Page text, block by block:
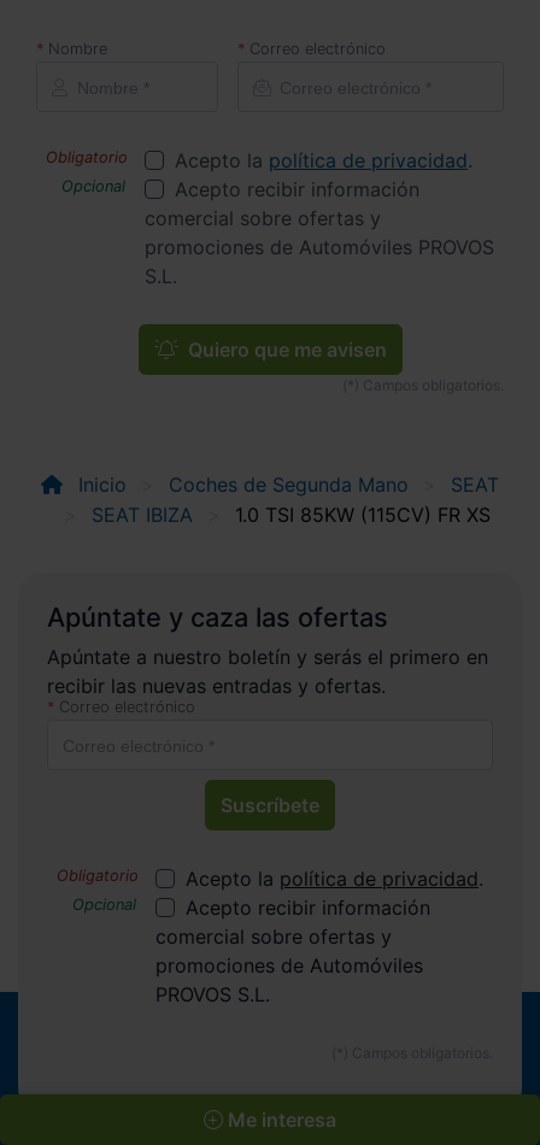
Nombre Correo electrónico
Acepto la política de privacidad.
Acepto recibir información
comercial sobre ofertas y
promociones de Automóviles PROVOS
S.L.
Quiero que me avisen
Me interesa
Inicio Coches de Segunda Mano
SEAT
SEAT IBIZA
1.0 TSI 85KW (115CV) FR XS
Apúntate y caza las ofertas
Apúntate a nuestro boletín y serás el primero en
recibir las nuevas entradas y ofertas.
Correo electrónico
Suscríbete
Acepto la política de privacidad.
Acepto recibir información
comercial sobre ofertas y
promociones de Automóviles
PROVOS S.L.